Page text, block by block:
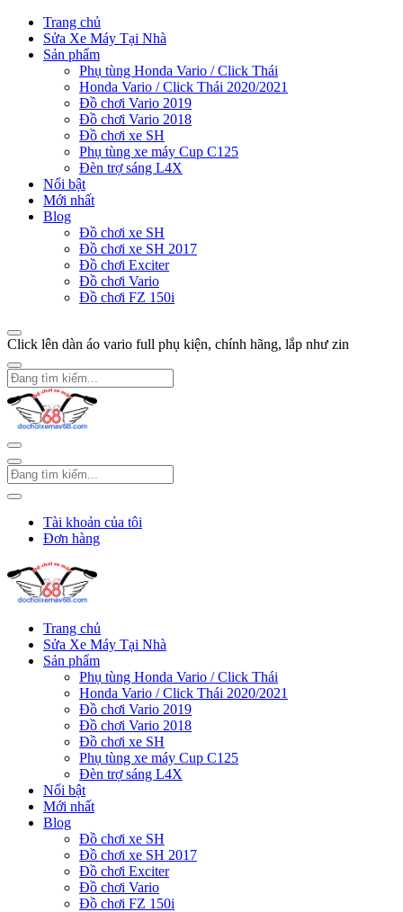
Trang chủ
Sửa Xe Máy Tại Nhà
Sản phẩm
Phụ tùng Honda Vario / Click Thái
Honda Vario / Click Thái 2020/2021
Đồ chơi Vario 2019
Đồ chơi Vario 2018
Đồ chơi xe SH
Phụ tùng xe máy Cup C125
Đèn trợ sáng L4X
Nổi bật
Mới nhất
Blog
Đồ chơi xe SH
Đồ chơi xe SH 2017
Đồ chơi Exciter
Đồ chơi Vario
Đồ chơi FZ 150i
Click lên dàn áo vario full phụ kiện, chính hãng, lắp như zin
Tài khoản của tôi
Đơn hàng
Trang chủ
Sửa Xe Máy Tại Nhà
Sản phẩm
Phụ tùng Honda Vario / Click Thái
Honda Vario / Click Thái 2020/2021
Đồ chơi Vario 2019
Đồ chơi Vario 2018
Đồ chơi xe SH
Phụ tùng xe máy Cup C125
Đèn trợ sáng L4X
Nổi bật
Mới nhất
Blog
Đồ chơi xe SH
Đồ chơi xe SH 2017
Đồ chơi Exciter
Đồ chơi Vario
Đồ chơi FZ 150i